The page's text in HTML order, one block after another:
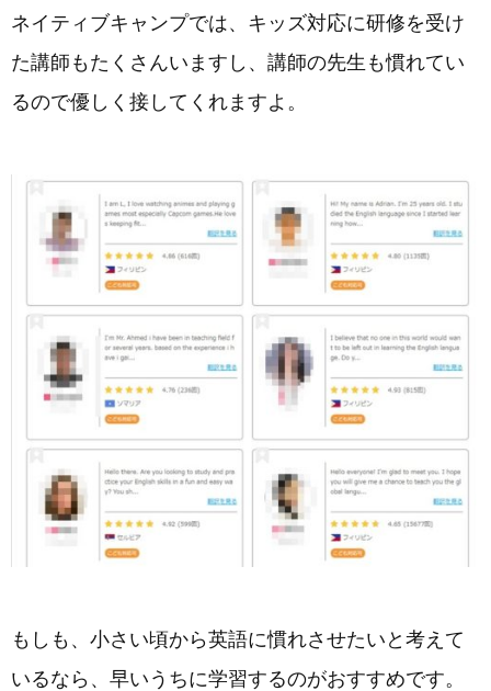
ネイティブキャンプでは、キッズ対応に研修を受け
た講師もたくさんいますし、講師の先生も慣れてい
るので優しく接してくれますよ。
もしも、小さい頃から英語に慣れさせたいと考えて
いるなら、早いうちに学習するのがおすすめです。